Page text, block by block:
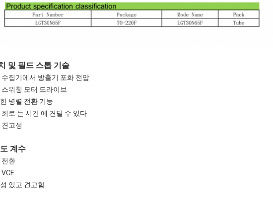
및 필드 스톱 기술
수집기에서 방출기 포화 전압
스위칭 모터 드라이브
병렬 전환 기능
회로 는 시간 에 견딜 수 있다
견고성
계수
전환
VCE
있고 견고함